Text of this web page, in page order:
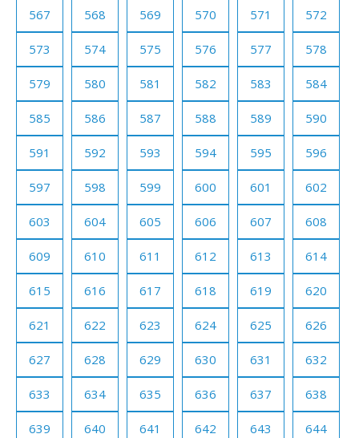
567 568 569 570 571 572
573 574 575 576 577 578
579 580 581 582 583 584
585 586 587 588 589 590
591 592 593 594 595 596
597 598 599 600 601 602
603 604 605 606 607 608
609 610 611 612 613 614
615 616 617 618 619 620
621 622 623 624 625 626
627 628 629 630 631 632
633 634 635 636 637 638
639 640 641 642 643 644